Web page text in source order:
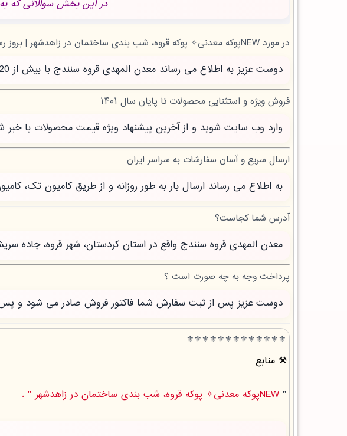
در این بخش سوالاتی که
در مورد NEWپوکه معدنی✧ پوکه قروه، شب بندی ساختمان در زاهدشهر | بروز رسانی پنج شنبه, 15 مرداد 1405 چه می دانید؟
دوست عزیز به اطلاع می رساند معدن المهدی قروه سنندج با بیش از 20 سال تجربه آماده خدمت رسانی به شما مشتریان عزیز است.
فروش ویژه و استثنایی محصولات تا پایان سال ۱۴۰۱
وارد وب سایت شوید و از آخرین پیشنهاد ویژه قیمت محصولات با خبر
ارسال سریع و آسان سفارشات به سراسر ایران
به اطلاع می رساند ارسال بار به طور روزانه و از طریق کامیون تک،
آدرس شما کجاست؟
معدن المهدی قروه سنندج واقع در استان کردستان، شهر قروه، جاده
پرداخت وجه به چه صورت است ؟
دوست عزیز پس از ثبت سفارش شما فاکتور فروش صادر می شود و پس
⚜️⚜️⚜️⚜️⚜️⚜️⚜️⚜️⚜️⚜️⚜️⚜️⚜️
منابع
" NEWپوکه معدنی✧ پوکه قروه، شب بندی ساختمان در زاهدشهر " .